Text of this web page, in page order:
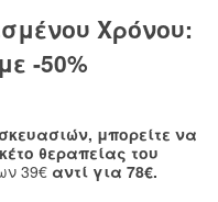
Χρόνου:
-50%
μπορείτε να
θεραπείας του
39€ αντί για 78€.